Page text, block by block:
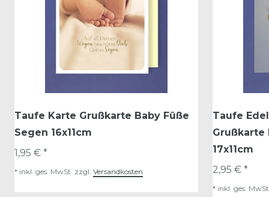
Taufe Karte Grußkarte Baby Füße
Segen 16x11cm
1,95 € *
* inkl. ges. MwSt. zzgl. Versandkosten
Taufe
Grußkarte
17x11cm
2,95 € *
* inkl. ges.